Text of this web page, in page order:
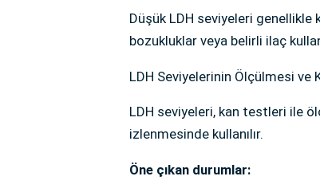
Düşük LDH seviyeleri
bozukluklar veya belirli ilaç
LDH Seviyelerinin Ölçülmesi ve
LDH seviyeleri, kan testleri ile
izlenmesinde kullanılır.
Öne çıkan durumlar: